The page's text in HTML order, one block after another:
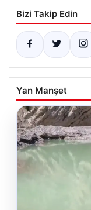
Bizi Takip Edin
Yan Manşet